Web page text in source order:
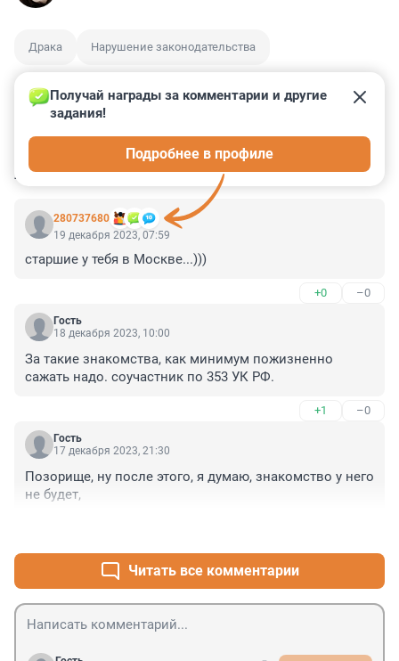
Драка Нарушение законодательства
КОММЕНТАРИИ 211
280737680
Получай награды за комментарии и другие
задания!
Подробнее в профиле
19 декабря 2023, 07:59
старшие у тебя в Москве...)))
+0 –0
Гость
18 декабря 2023, 10:00
За такие знакомства, как минимум пожизненно
сажать надо. соучастник по 353 УК РФ.
+1 –0
Гость
17 декабря 2023, 21:30
Позорище, ну после этого, я думаю, знакомство у него
не будет,
Читать все комментарии